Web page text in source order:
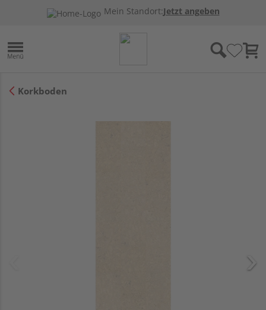
Mein Standort:Jetzt angeben
Korkboden